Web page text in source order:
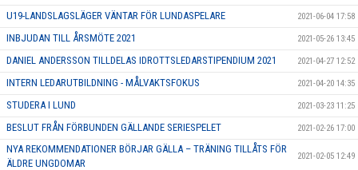
U19-LANDSLAGSLÄGER VÄNTAR FÖR LUNDASPELARE 2021-06-04 17:58
INBJUDAN TILL ÅRSMÖTE 2021 2021-05-26 13:45
DANIEL ANDERSSON TILLDELAS IDROTTSLEDARSTIPENDIUM 2021 2021-04-27 12:52
INTERN LEDARUTBILDNING - MÅLVAKTSFOKUS 2021-04-20 14:35
STUDERA I LUND 2021-03-23 11:25
BESLUT FRÅN FÖRBUNDEN GÄLLANDE SERIESPELET 2021-02-26 17:00
NYA REKOMMENDATIONER BÖRJAR GÄLLA – TRÄNING TILLÅTS FÖR
ÄLDRE UNGDOMAR
2021-02-05 12:49